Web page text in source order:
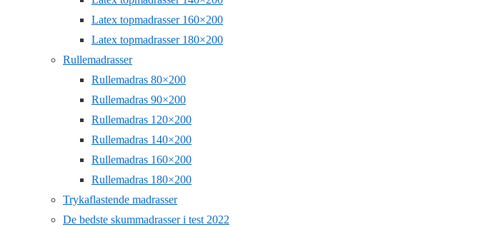
Latex topmadrasser 160×200
Latex topmadrasser 180×200
Rullemadrasser
Rullemadras 80×200
Rullemadras 90×200
Rullemadras 120×200
Rullemadras 140×200
Rullemadras 160×200
Rullemadras 180×200
Trykaflastende madrasser
De bedste skummadrasser i test 2022